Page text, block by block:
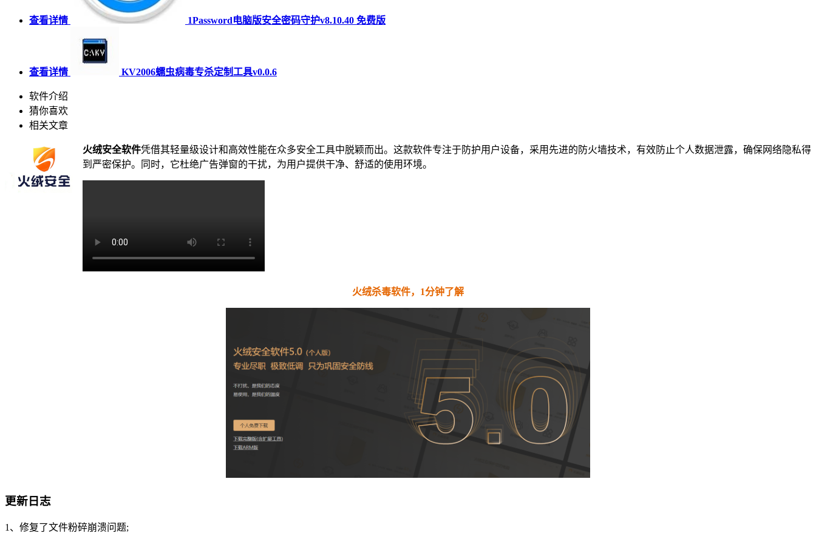
查看详情 1Password电脑版安全密码守护v8.10.40 免费版
查看详情 KV2006蠕虫病毒专杀定制工具v0.0.6
软件介绍
猜你喜欢
相关文章
火绒安全软件凭借其轻量级设计和高效性能在众多安全工具中脱颖而出。这款软件专注于防护用户设备，采用先进的防火墙技术，有效防止个人数据泄露，确保网络隐私得
到严密保护。同时，它杜绝广告弹窗的干扰，为用户提供干净、舒适的使用环境。
火绒杀毒软件，1分钟了解
更新日志
1、修复了文件粉碎崩溃问题;